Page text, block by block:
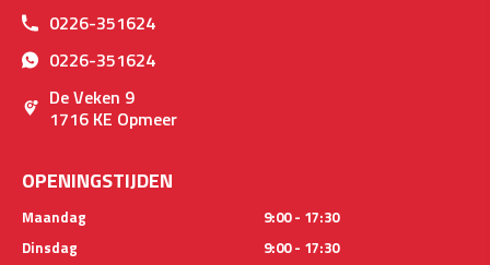
0226-351624
0226-351624
De Veken 9
1716 KE Opmeer
OPENINGSTIJDEN
Maandag
9:00 - 17:30
Dinsdag
9:00 - 17:30